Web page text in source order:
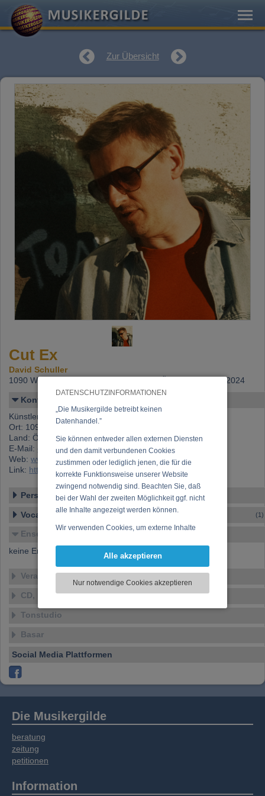
DATENSCHUTZINFORMATIONEN
„Die Musikergilde betreibt keinen
Datenhandel.”
Sie können entweder allen externen Diensten
und den damit verbundenen Cookies
zustimmen oder lediglich jenen, die für die
korrekte Funktionsweise unserer Website
zwingend notwendig sind. Beachten Sie, daß
bei der Wahl der zweiten Möglichkeit ggf. nicht
alle Inhalte angezeigt werden können.
Wir verwenden Cookies, um externe Inhalte
Funktionen für soziale Medien anbieten zu
zu analysieren. Dabei werden ggf.
Informationen zu Ihrer Verwendung unserer
soziale Medien, Werbung und Analysen
oder die sie im Rahmen Ihrer Nutzung der
Alle akzeptieren
Nur notwendige Cookies akzeptieren
Zur Übersicht
Cut Ex
David Schuller
1090 Wien,
Beitritt: 09.01.2024, letzte Änderung: 11.01.2024
Kontakt
Künstlername: Cut Ex
Ort: 1090 Wien
Land: Österreich
E-Mail:
cut_ex@hotmail.com
Web:www.instagram.com/dj_cut_ex
Link: https://www.musikergilde.at/mitglied/cut_ex.htm
Personen-Details
Vocal – Instrumental – Komposition... (1)
Ensembles
keine Ensembles verfügbar
Veranstaltungen
CD, DVD, Vinyl
Tonstudio
Basar
Social Media Plattformen
Die Musikergilde
beratung
zeitung
petitionen
Information